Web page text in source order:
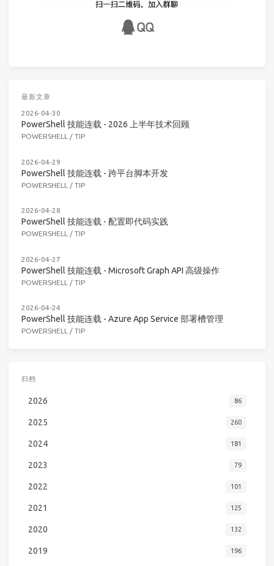
最新文章
2026-04-30
PowerShell 技能连载 - 2026 上半年技术回顾
POWERSHELL / TIP
2026-04-29
PowerShell 技能连载 - 跨平台脚本开发
POWERSHELL / TIP
2026-04-28
PowerShell 技能连载 - 配置即代码实践
POWERSHELL / TIP
2026-04-27
PowerShell 技能连载 - Microsoft Graph API 高级操作
POWERSHELL / TIP
2026-04-24
PowerShell 技能连载 - Azure App Service 部署槽管理
POWERSHELL / TIP
归档
2026 86
2025 260
2024 181
2023 79
2022 101
2021 125
2020 132
2019 196